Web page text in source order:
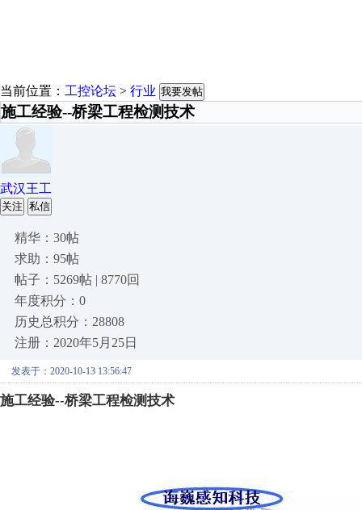
当前位置： 工控论坛 > 行业 我要发帖
施工经验--桥梁工程检测技术
武汉王工
关注 私信
精华：30帖
求助：95帖
帖子：5269帖 | 8770回
年度积分：0
历史总积分：28808
注册：2020年5月25日
发表于：2020-10-13 13:56:47
施工经验--桥梁工程检测技术